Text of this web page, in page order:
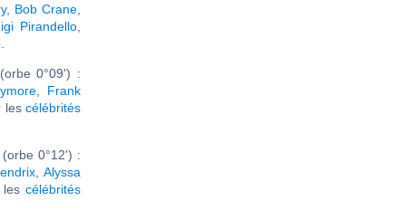
, Bob Crane
Pirandello
0°09') :
, Frank
lescélébrités
0°12') :
,Alyssa
les célébrités